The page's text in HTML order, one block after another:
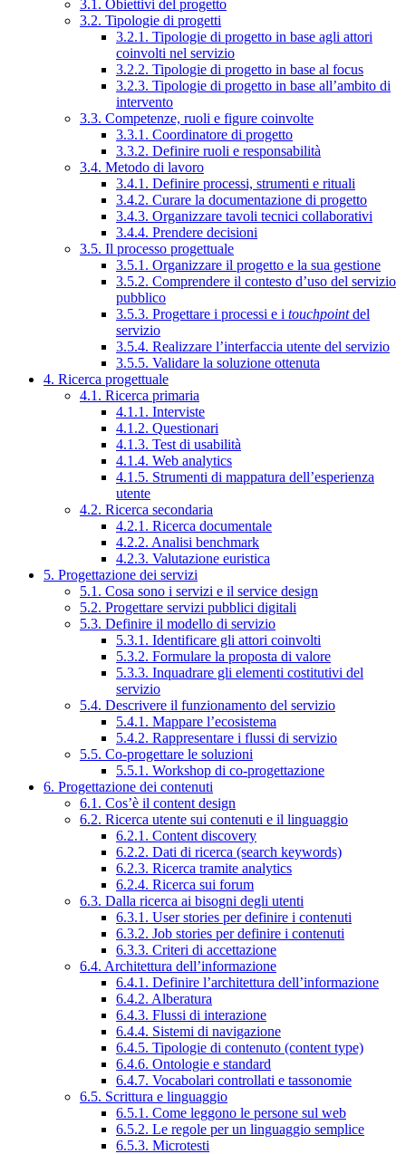
3.1. Obiettivi del progetto
3.2. Tipologie di progetti
3.2.1. Tipologie di progetto in base agli attori
coinvolti nel servizio
3.2.2. Tipologie di progetto in base al focus
3.2.3. Tipologie di progetto in base all’ambito di
intervento
3.3. Competenze, ruoli e figure coinvolte
3.3.1. Coordinatore di progetto
3.3.2. Definire ruoli e responsabilità
3.4. Metodo di lavoro
3.4.1. Definire processi, strumenti e rituali
3.4.2. Curare la documentazione di progetto
3.4.3. Organizzare tavoli tecnici collaborativi
3.4.4. Prendere decisioni
3.5. Il processo progettuale
3.5.1. Organizzare il progetto e la sua gestione
3.5.2. Comprendere il contesto d’uso del servizio
pubblico
3.5.3. Progettare i processi e i touchpointdel
servizio
3.5.4. Realizzare l’interfaccia utente del servizio
3.5.5. Validare la soluzione ottenuta
4. Ricerca progettuale
4.1. Ricerca primaria
4.1.1. Interviste
4.1.2. Questionari
4.1.3. Test di usabilità
4.1.4. Web analytics
4.1.5. Strumenti di mappatura dell’esperienza
utente
4.2. Ricerca secondaria
4.2.1. Ricerca documentale
4.2.2. Analisi benchmark
4.2.3. Valutazione euristica
5. Progettazione dei servizi
5.1. Cosa sono i servizi e il service design
5.2. Progettare servizi pubblici digitali
5.3. Definire il modello di servizio
5.3.1. Identificare gli attori coinvolti
5.3.2. Formulare la proposta di valore
5.3.3. Inquadrare gli elementi costitutivi del
servizio
5.4. Descrivere il funzionamento del servizio
5.4.1. Mappare l’ecosistema
5.4.2. Rappresentare i flussi di servizio
5.5. Co-progettare le soluzioni
5.5.1. Workshop di co-progettazione
6. Progettazione dei contenuti
6.1. Cos’è il content design
6.2. Ricerca utente sui contenuti e il linguaggio
6.2.1. Content discovery
6.2.2. Dati di ricerca (search keywords)
6.2.3. Ricerca tramite analytics
6.2.4. Ricerca sui forum
6.3. Dalla ricerca ai bisogni degli utenti
6.3.1. User stories per definire i contenuti
6.3.2. Job stories per definire i contenuti
6.3.3. Criteri di accettazione
6.4. Architettura dell’informazione
6.4.1. Definire l’architettura dell’informazione
6.4.2. Alberatura
6.4.3. Flussi di interazione
6.4.4. Sistemi di navigazione
6.4.5. Tipologie di contenuto (content type)
6.4.6. Ontologie e standard
6.4.7. Vocabolari controllati e tassonomie
6.5. Scrittura e linguaggio
6.5.1. Come leggono le persone sul web
6.5.2. Le regole per un linguaggio semplice
6.5.3. Microtesti